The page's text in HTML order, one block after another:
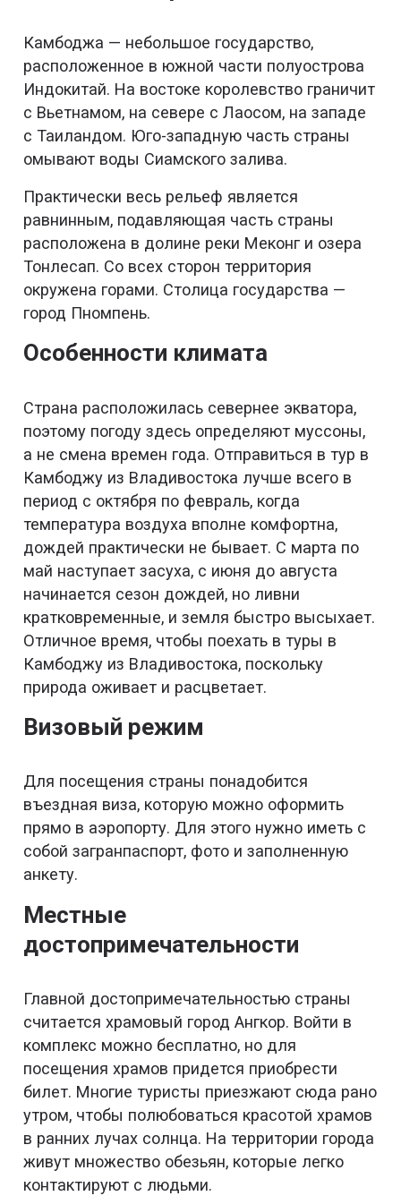
Камбоджа — небольшое государство,
расположенное в южной части полуострова
Индокитай. На востоке королевство граничит
с Вьетнамом, на севере с Лаосом, на западе
с Таиландом. Юго-западную часть страны
омывают воды Сиамского залива.
Практически весь рельеф является
равнинным, подавляющая часть страны
расположена в долине реки Меконг и озера
Тонлесап. Со всех сторон территория
окружена горами. Столица государства —
город Пномпень.
Особенности климата
Страна расположилась севернее экватора,
поэтому погоду здесь определяют муссоны,
а не смена времен года. Отправиться в тур в
Камбоджу из Владивостока лучше всего в
период с октября по февраль, когда
температура воздуха вполне комфортна,
дождей практически не бывает. С марта по
май наступает засуха, с июня до августа
начинается сезон дождей, но ливни
кратковременные, и земля быстро высыхает.
Отличное время, чтобы поехать в туры в
Камбоджу из Владивостока, поскольку
природа оживает и расцветает.
Визовый режим
Для посещения страны понадобится
въездная виза, которую можно оформить
прямо в аэропорту. Для этого нужно иметь с
собой загранпаспорт, фото и заполненную
анкету.
Местные
достопримечательности
Главной достопримечательностью страны
считается храмовый город Ангкор. Войти в
комплекс можно бесплатно, но для
посещения храмов придется приобрести
билет. Многие туристы приезжают сюда рано
утром, чтобы полюбоваться красотой храмов
в ранних лучах солнца. На территории города
живут множество обезьян, которые легко
контактируют с людьми.